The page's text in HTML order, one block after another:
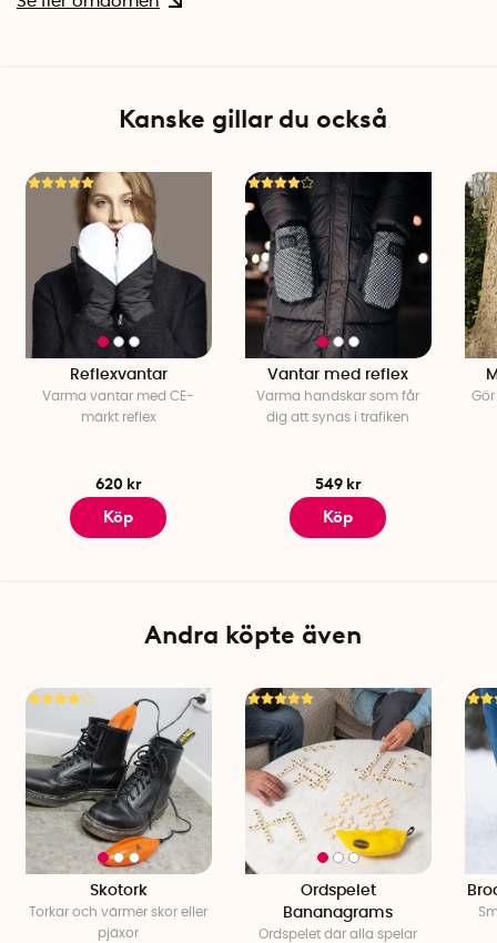
Kanske gillar du också
Reflexvantar
Varma vantar med CE-
märkt reflex
620 kr
Köp
Vantar med reflex
Varma handskar som får
dig att synas i trafiken
549 kr
Köp
Andra köpte även
Skotork
Torkar och värmer skor eller
pjäxor
Ordspelet
Bananagrams
Ordspelet där alla spelar